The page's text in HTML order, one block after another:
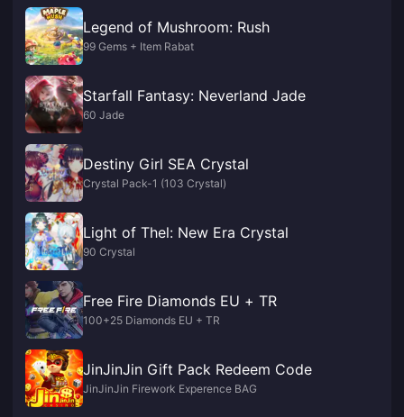
Legend of Mushroom: Rush
99 Gems + Item Rabat
Starfall Fantasy: Neverland Jade
60 Jade
Destiny Girl SEA Crystal
Crystal Pack-1 (103 Crystal)
Light of Thel: New Era Crystal
90 Crystal
Free Fire Diamonds EU + TR
100+25 Diamonds EU + TR
JinJinJin Gift Pack Redeem Code
JinJinJin Firework Experence BAG